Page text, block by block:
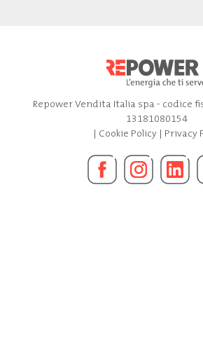
Repower Vendita Italia spa - codice
13181080154
| Cookie Policy| Privacy